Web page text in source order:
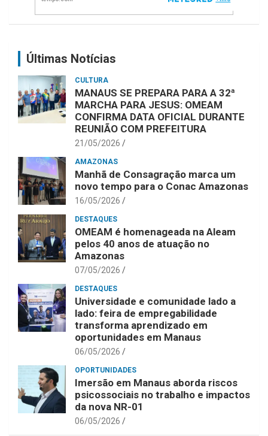
Últimas Notícias
CULTURA
MANAUS SE PREPARA PARA A 32ª
MARCHA PARA JESUS: OMEAM
CONFIRMA DATA OFICIAL DURANTE
REUNIÃO COM PREFEITURA
21/05/2026
AMAZONAS
Manhã de Consagração marca um
novo tempo para o Conac Amazonas
16/05/2026
DESTAQUES
OMEAM é homenageada na Aleam
pelos 40 anos de atuação no
Amazonas
07/05/2026
DESTAQUES
Universidade e comunidade lado a
lado: feira de empregabilidade
transforma aprendizado em
oportunidades em Manaus
06/05/2026
OPORTUNIDADES
Imersão em Manaus aborda riscos
psicossociais no trabalho e impactos
da nova NR-01
06/05/2026